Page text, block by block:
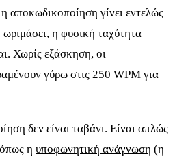
αποκωδικοποίηση γίνει εντελώς
η φυσική ταχύτητα
Χωρίς εξάσκηση, οι
γύρω στις 250 WPM για
δεν είναι ταβάνι. Είναι απλώς
η υποφωνητική ανάγνωση (η